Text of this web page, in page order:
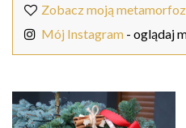
Zobacz moją
Mój Instagram - oglądaj